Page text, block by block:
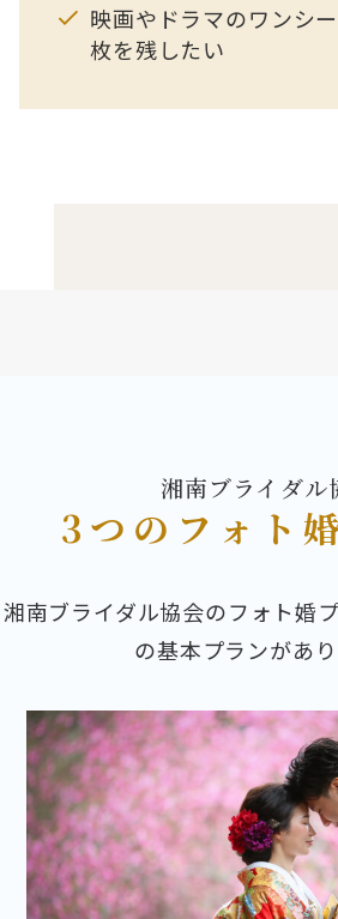
映画やドラマのワンシ
枚を残したい
湘南ブライダル
3つのフォト
湘南ブライダル協会のフォト婚
の基本プランがあり